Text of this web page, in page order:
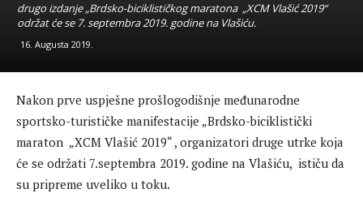
drugo izdanje „Brdsko-biciklističkog maratona „XCM Vlašić 2019“
održat će se 7. septembra 2019. godine na Vlašiću.
16. Augusta 2019.
Nakon prve uspješne prošlogodišnje međunarodne
sportsko-turističke manifestacije „Brdsko-biciklistički
maraton „XCM Vlašić 2019“ , organizatori druge utrke koja
će se održati 7.septembra 2019. godine na Vlašiću, ističu da
su pripreme uveliko u toku.